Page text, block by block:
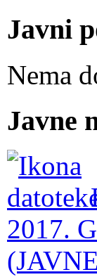
Javni
Nema
Javne
2017.